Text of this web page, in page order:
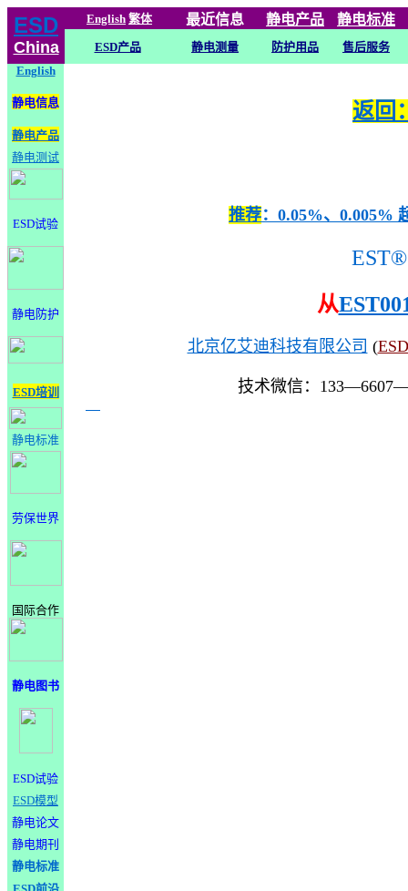
ESD
China
English 繁体 最近信息 静电产品 静电标准
ESD产品 静电测量 防护用品
售后服务
English
静电信息
静电产品
静电测试
ESD试验
静电防护
ESD培训
静电标准
劳保世界
国际合作
静电图书
ESD试验
ESD模型
静电论文
静电期刊
静电标准
返回
推荐：0.05%、0.005%
EST®
从
北京亿艾迪科技有限公司 (
技术微信：